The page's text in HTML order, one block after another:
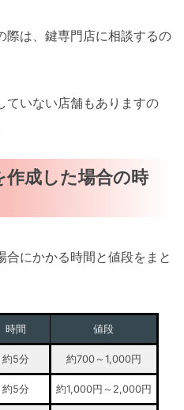
際は、鍵専門店に相談するの
ていない店舗もありますの
作成した場合の時
にかかる時間と値段をまと
時間 値段
約5分 約700～1,000円
約5分 約1,000円～2,000円